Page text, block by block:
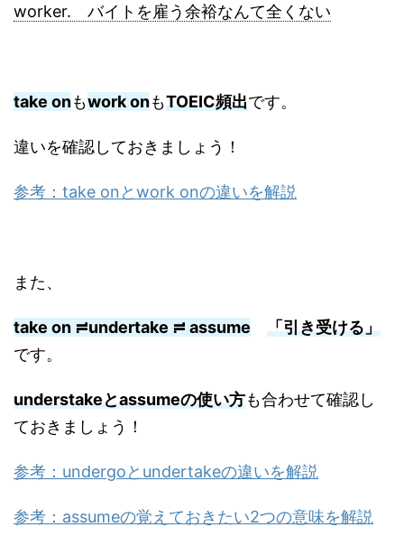
worker. バイトを雇う余裕なんて全くない
take onもwork onもTOEIC頻出です。
違いを確認しておきましょう！
参考：take onとwork onの違いを解説
また、
take on ≓undertake ≓ assume
「引き受ける」
です。
understakeとassumeの使い方も合わせて確認し
ておきましょう！
参考：undergoとundertakeの違いを解説
参考：assumeの覚えておきたい2つの意味を解説